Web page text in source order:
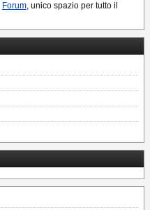
Forum, unico spazio per tutto il